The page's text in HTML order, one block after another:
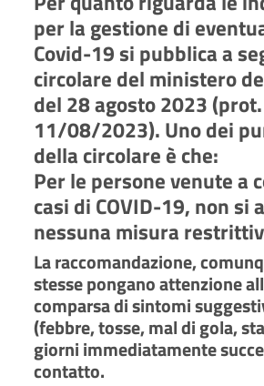
per la gestione di
Covid-19 si pubblica a
circolare del ministero
del 28 agosto 2023
11/08/2023). Uno dei
della circolare è che:
Per le persone venute a
casi di COVID-19, non si
nessuna misura
La raccomandazione,
stesse pongano attenzione
comparsa di sintomi
(febbre, tosse, mal di gola,
giorni immediatamente
contatto.